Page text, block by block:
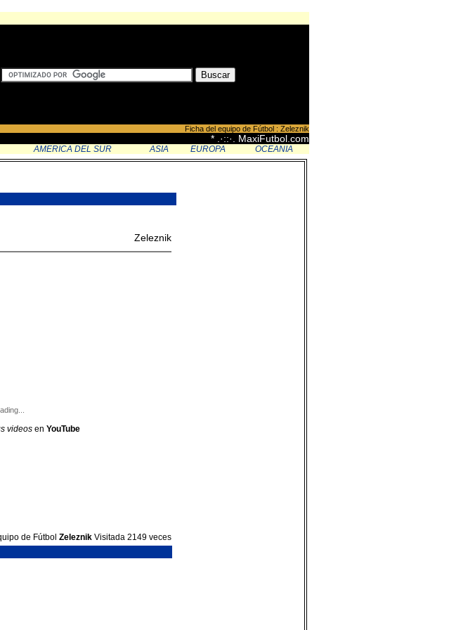
Ficha del equipo de Fútbol : Zeleznik
* .·::·. MaxiFutbol.com
AMERICA DEL SUR ASIA EUROPA OCEANIA
Zeleznik
videosen YouTube
de Fútbol ZeleznikVisitada 2149 veces